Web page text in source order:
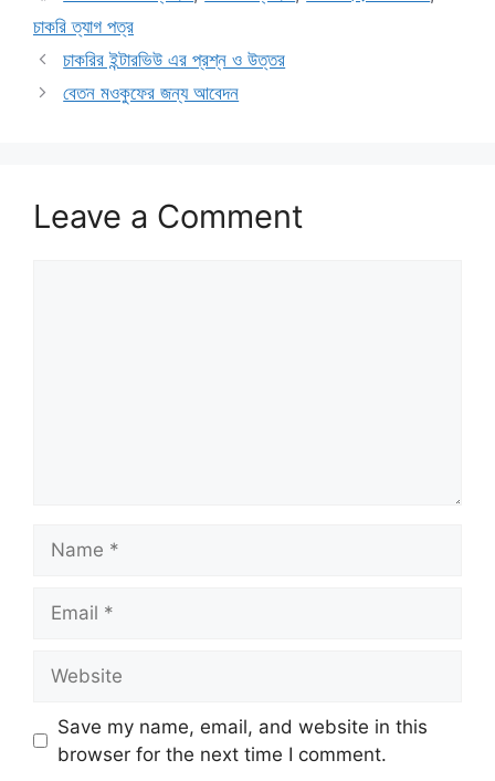
চাকরি ত্যাগ পত্র
চাকরির ইন্টারভিউ এর প্রশ্ন ও উত্তর
বেতন মওকুফের জন্য আবেদন
Leave a Comment
Save my name, email, and website in this
browser for the next time I comment.